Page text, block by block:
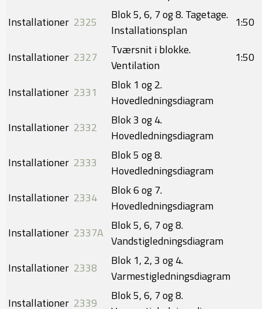
Installationer 2325
Blok 5, 6, 7 og 8. Tagetage.
Installationsplan
​1:50
Installationer 2327
Tværsnit i blokke.
Ventilation
​​1:50
Installationer 2331
Blok 1 og 2.
Hovedledningsdiagram
Installationer 2332
Blok 3 og 4.
Hovedledningsdiagram
Installationer 2333
Blok 5 og 8.
Hovedledningsdiagram
Installationer 2334
Blok 6 og 7.
Hovedledningsdiagram
Installationer 2337A Blok 5, 6, 7 og 8.
Vandstigledningsdiagram
Installationer 2338
Blok 1, 2, 3 og 4.
Varmestigledningsdiagram
Installationer 2339
Blok 5, 6, 7 og 8.